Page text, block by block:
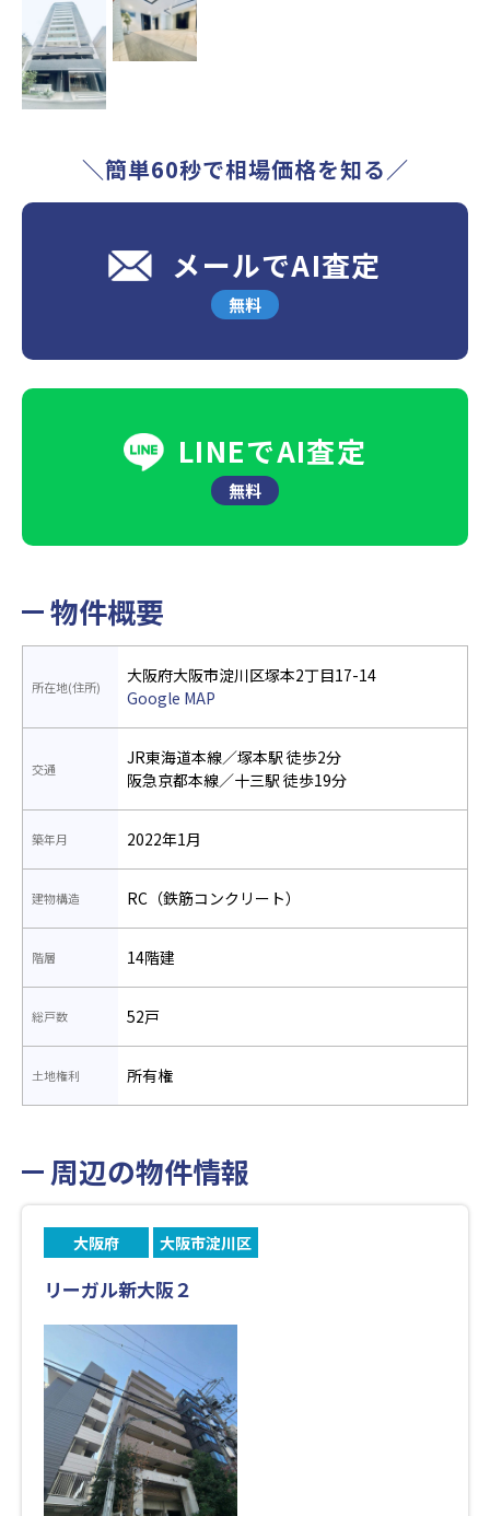
＼簡単60秒で相場価格を知る／
メールでAI査定
無料
LINEでAI査定
無料
物件概要
所在地(住所)
大阪府大阪市淀川区塚本2丁目17-14
Google MAP
交通
JR東海道本線／塚本駅 徒歩2分
阪急京都本線／十三駅 徒歩19分
築年月 2022年1月
建物構造 RC（鉄筋コンクリート）
階層 14階建
総戸数 52戸
土地権利 所有権
周辺の物件情報
大阪府 大阪市淀川区
リーガル新大阪２